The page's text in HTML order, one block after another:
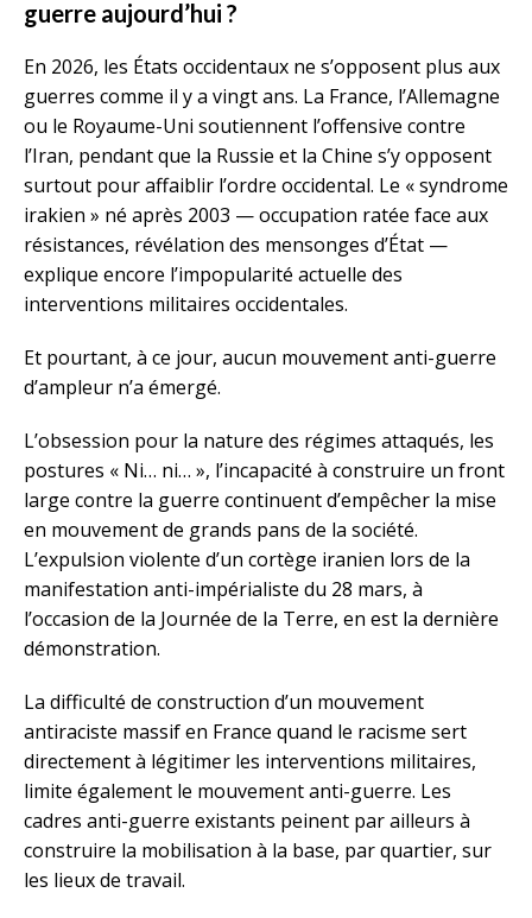
guerre aujourd’hui ?
En 2026, les États occidentaux ne s’opposent plus aux
guerres comme il y a vingt ans. La France, l’Allemagne
ou le Royaume-Uni soutiennent l’offensive contre
l’Iran, pendant que la Russie et la Chine s’y opposent
surtout pour affaiblir l’ordre occidental. Le « syndrome
irakien » né après 2003 — occupation ratée face aux
résistances, révélation des mensonges d’État —
explique encore l’impopularité actuelle des
interventions militaires occidentales.
Et pourtant, à ce jour, aucun mouvement anti-guerre
d’ampleur n’a émergé.
L’obsession pour la nature des régimes attaqués, les
postures « Ni… ni… », l’incapacité à construire un front
large contre la guerre continuent d’empêcher la mise
en mouvement de grands pans de la société.
L’expulsion violente d’un cortège iranien lors de la
manifestation anti-impérialiste du 28 mars, à
l’occasion de la Journée de la Terre, en est la dernière
démonstration.
La difficulté de construction d’un mouvement
antiraciste massif en France quand le racisme sert
directement à légitimer les interventions militaires,
limite également le mouvement anti-guerre. Les
cadres anti-guerre existants peinent par ailleurs à
construire la mobilisation à la base, par quartier, sur
les lieux de travail.